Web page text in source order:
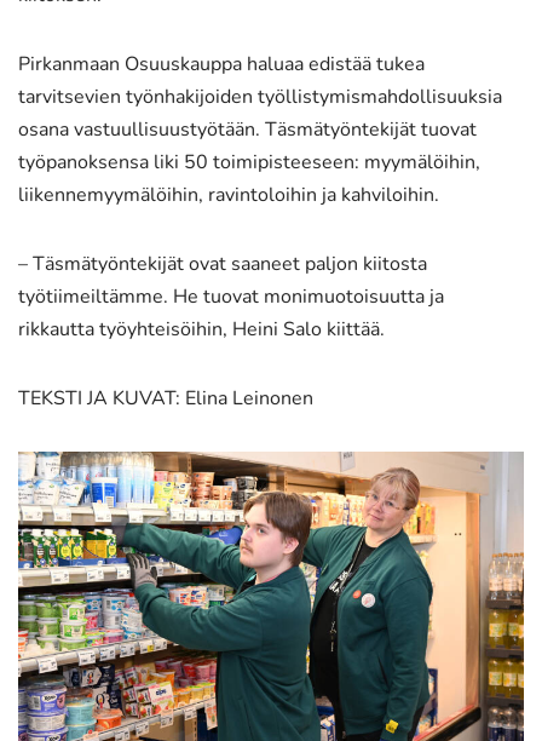
Pirkanmaan Osuuskauppa haluaa edistää tukea
tarvitsevien työnhakijoiden työllistymismahdollisuuksia
osana vastuullisuustyötään. Täsmätyöntekijät tuovat
työpanoksensa liki 50 toimipisteeseen: myymälöihin,
liikennemyymälöihin, ravintoloihin ja kahviloihin.
– Täsmätyöntekijät ovat saaneet paljon kiitosta
työtiimeiltämme. He tuovat monimuotoisuutta ja
rikkautta työyhteisöihin, Heini Salo kiittää.
TEKSTI JA KUVAT: Elina Leinonen